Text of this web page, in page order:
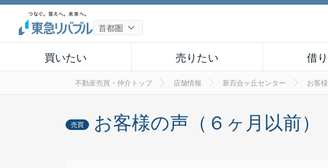
買いたい 売りたい 借
不動産売買・仲介トップ 店舗情報 新百合ヶ丘センター お客
売買 お客様の声（６ヶ月以前）